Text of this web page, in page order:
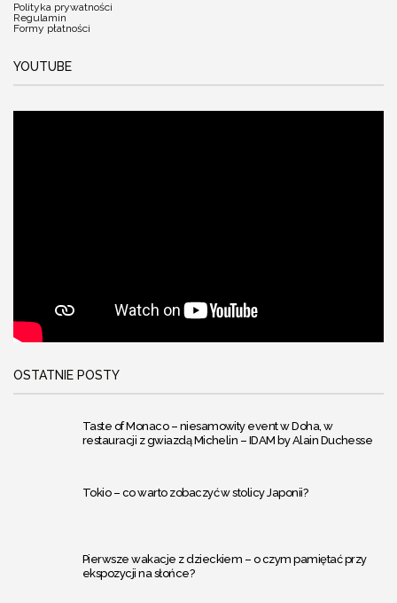
Polityka prywatności
Regulamin
Formy płatności
YOUTUBE
OSTATNIE POSTY
Taste of Monaco – niesamowity event w Doha, w
restauracji z gwiazdą Michelin – IDAM by Alain Duchesse
Tokio – co warto zobaczyć w stolicy Japonii?
Pierwsze wakacje z dzieckiem – o czym pamiętać przy
ekspozycji na słońce?